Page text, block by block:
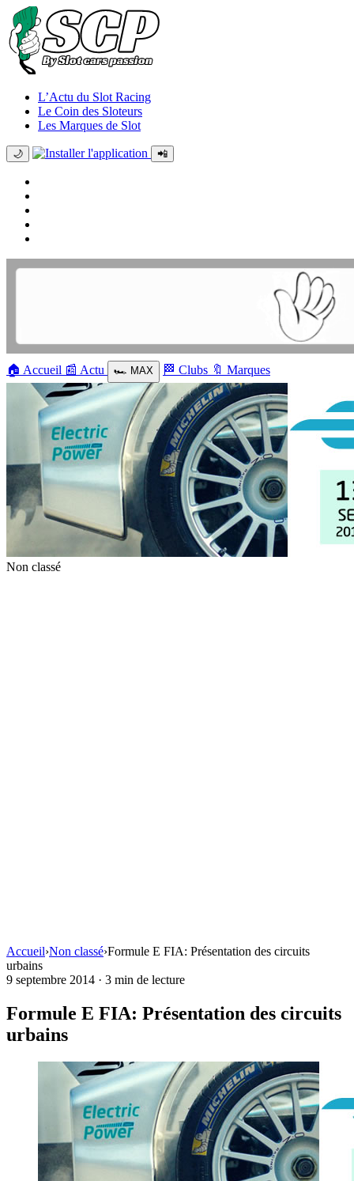
L’Actu du Slot Racing
Le Coin des Sloteurs
Les Marques de Slot
🌙 📲
🏠 Accueil 📰 Actu 🏎️ MAX 🏁 Clubs 🔖 Marques
Non classé
Accueil›Non classé›Formule E FIA: Présentation des circuits
urbains
9 septembre 2014 · 3 min de lecture
Formule E FIA: Présentation des circuits
urbains